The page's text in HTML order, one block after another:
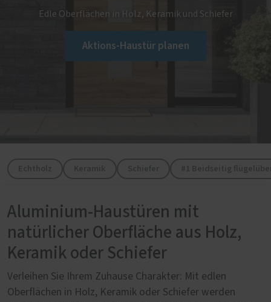
Edle Oberflächen in Holz, Keramik und Schiefer
Aktions-Haustür planen
Aluminium-Haustüren mit
natürlicher Oberfläche aus Holz,
Keramik oder Schiefer
Verleihen Sie Ihrem Zuhause Charakter: Mit edlen
Oberflächen in Holz, Keramik oder Schiefer werden